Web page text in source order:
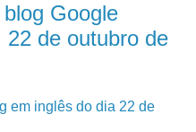
Google
de outubro de
em inglês do dia 22 de